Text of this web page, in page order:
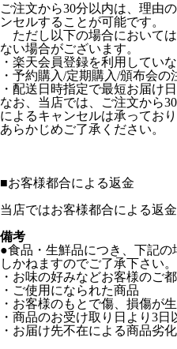
ご注文から30分以内は、理由
ンセルすることが可能です。
ただし以下の場合において
ない場合がございます。
・楽天会員登録を利用してい
・予約購入/定期購入/頒布会の
・配送日時指定で最短お届け
なお、当店では、ご注文から
によるキャンセルは承っており
あらかじめご了承ください。
■お客様都合による返金
当店ではお客様都合による返
備考
●食品・生鮮品につき、下記
しかねますのでご了承下さい。
・お味の好みなどお客様のご
・ご使用になられた商品
・お客様のもとで傷、損傷が
・商品のお受け取り日より3日
・お届け先不在による商品劣